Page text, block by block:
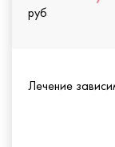
руб
Лечение